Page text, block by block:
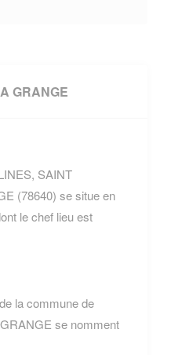
GRANGE
SAINT
(78640) se situe en
le chef lieu est
la commune de
se nomment